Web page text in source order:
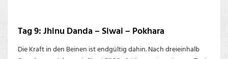
Tag 9: Jhinu Danda – Siwai – Pokhara
Die Kraft in den Beinen ist endgültig dahin. Nach dreieinhalb